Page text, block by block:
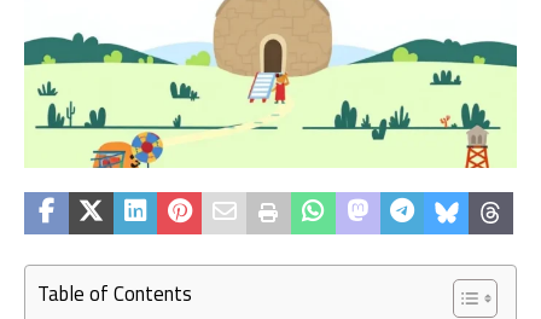
Table of Contents